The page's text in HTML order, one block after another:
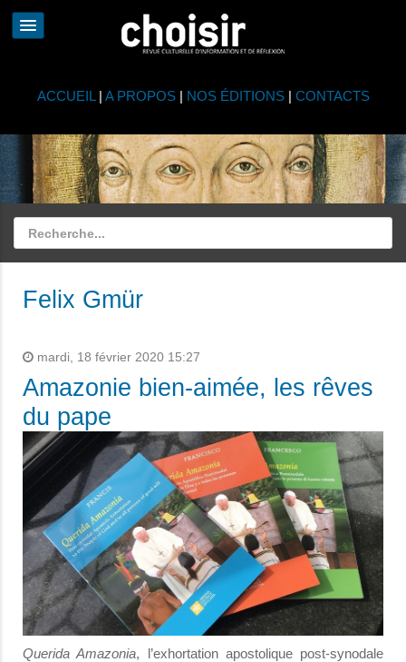
ACCUEIL | A PROPOS| NOS ÉDITIONS| CONTACTS
Felix Gmür
mardi, 18 février 2020 15:27
Amazonie bien-aimée, les rêves
du pape
Querida Amazonia, l’exhortation apostolique post-synodale